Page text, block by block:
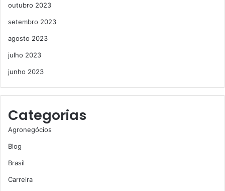
outubro 2023
setembro 2023
agosto 2023
julho 2023
junho 2023
Categorias
Agronegócios
Blog
Brasil
Carreira